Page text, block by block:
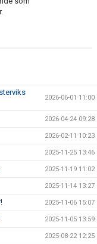
2026-06-01 11:00
2026-04-24 09:28
2026-02-11 10:23
2025-11-25 13:46
2025-11-19 11:02
2025-11-14 13:27
2025-11-06 15:07
2025-11-05 13:59
2025-08-22 12:25